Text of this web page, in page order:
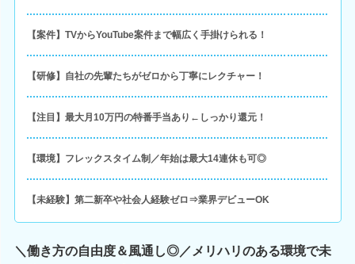
【案件】TVからYouTube案件まで幅広く手掛けられる！
【研修】自社の先輩たちがゼロから丁寧にレクチャー！
【注目】最大月10万円の特番手当あり←しっかり還元！
【環境】フレックスタイム制／年始は最大14連休も可◎
【未経験】第二新卒や社会人経験ゼロ⇒業界デビューOK
＼働き方の自由度＆風通し◎／メリハリのある環境で未